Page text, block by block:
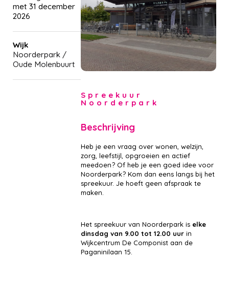
Spreekuur
Noorderpark
met 31 december
2026
Wijk
Noorderpark /
Oude Molenbuurt
Beschrijving
Heb je een vraag over wonen, welzijn,
zorg, leefstijl, opgroeien en actief
meedoen? Of heb je een goed idee voor
Noorderpark? Kom dan eens langs bij het
spreekuur. Je hoeft geen afspraak te
maken.
Het spreekuur van Noorderpark is elke
dinsdag van 9.00 tot 12.00 uur in
Wijkcentrum De Componist aan de
Paganinilaan 15.